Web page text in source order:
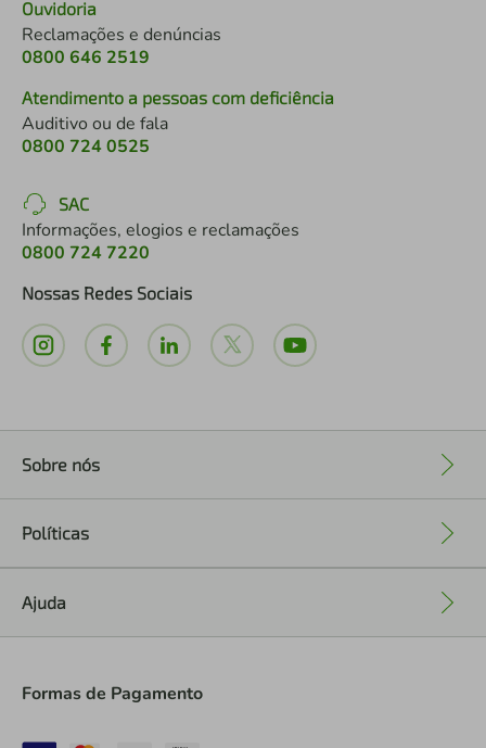
Ouvidoria
Reclamações e denúncias
0800 646 2519
Atendimento a pessoas com deficiência
Auditivo ou de fala
0800 724 0525
SAC
Informações, elogios e reclamações
0800 724 7220
Nossas Redes Sociais
Sobre nós
Políticas
Ajuda
Formas de Pagamento